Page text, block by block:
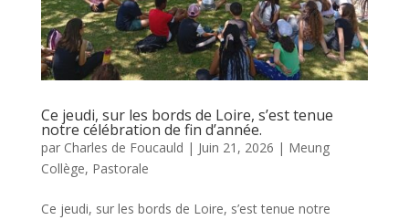
Ce jeudi, sur les bords de Loire, s’est tenue
notre célébration de fin d’année.
par Charles de Foucauld | Juin 21, 2026 | Meung
Collège, Pastorale
Ce jeudi, sur les bords de Loire, s’est tenue notre